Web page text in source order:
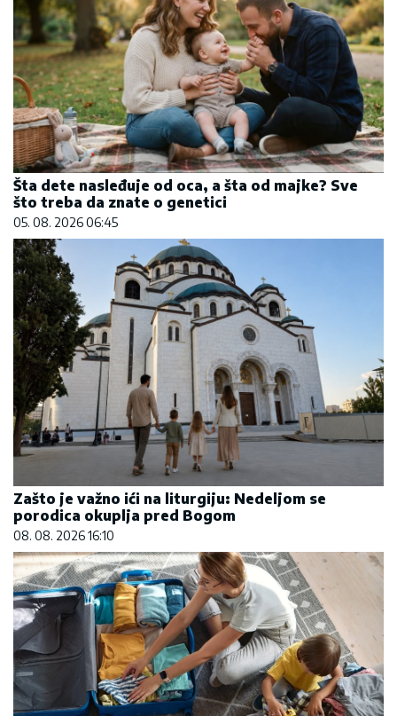
Šta dete nasleđuje od oca, a šta od majke? Sve
što treba da znate o genetici
05. 08. 2026 06:45
Zašto je važno ići na liturgiju: Nedeljom se
porodica okuplja pred Bogom
08. 08. 2026 16:10